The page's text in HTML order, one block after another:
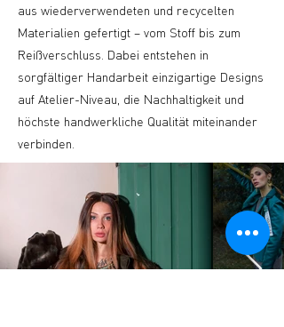
aus wiederverwendeten und recycelten
Materialien gefertigt – vom Stoff bis zum
Reißverschluss. Dabei entstehen in
sorgfältiger Handarbeit einzigartige Designs
auf Atelier-Niveau, die Nachhaltigkeit und
höchste handwerkliche Qualität miteinander
verbinden.